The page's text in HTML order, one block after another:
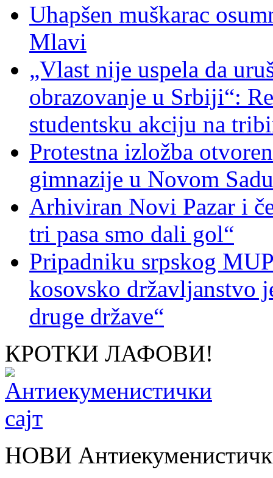
Uhapšen muškarac
Mlavi
„Vlast nije uspela da
obrazovanje u Srbiji“:
studentsku akciju na
Protestna izložba
gimnazije u Novom Sadu
Arhiviran Novi Pazar i
tri pasa smo dali gol“
Pripadniku srpskog
kosovsko državljanstvo
druge države“
КРОТКИ ЛАФОВИ!
НОВИ